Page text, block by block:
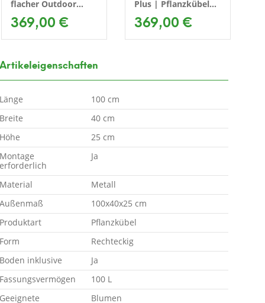
flacher Outdoor
Pflanzkasten |
150x100x50 cm
369,00 €
Plus | Pflanzkübel
rechteckig mit LED |
100x25x40 cm
369,00 €
Artikeleigenschaften
Länge
100 cm
Breite
40 cm
Höhe
25 cm
Montage
erforderlich
Ja
Material
Metall
Außenmaß
100x40x25 cm
Produktart
Pflanzkübel
Form
Rechteckig
Boden inklusive
Ja
Fassungsvermögen
100 L
Geeignete
Blumen